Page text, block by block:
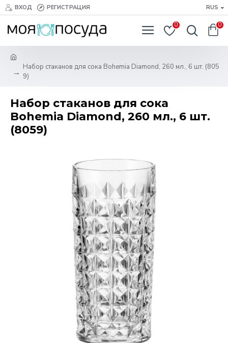
ВХОД РЕГИСТРАЦИЯ RUS
0 0
Набор стаканов для сока Bohemia Diamond, 260 мл., 6 шт. (805
9)
Набор стаканов для сока
Bohemia Diamond, 260 мл., 6 шт.
(8059)